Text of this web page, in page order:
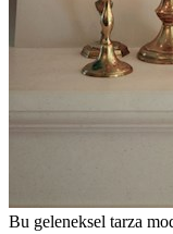
Bu geleneksel tarza